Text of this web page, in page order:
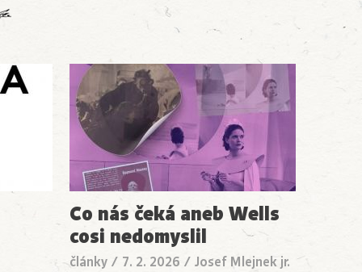
Co nás čeká aneb Wells
cosi nedomyslil
články / 7. 2. 2026 /Josef Mlejnek jr.